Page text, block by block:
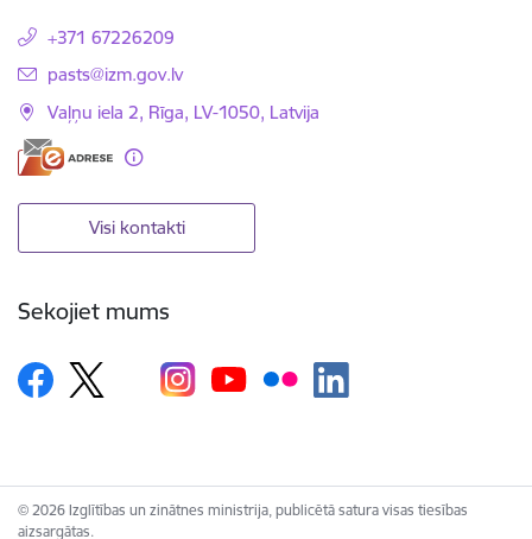
+371 67226209
E-pasts:
pasts@izm.gov.lv
Vaļņu iela 2, Rīga, LV-1050, Latvija
Visi kontakti
Sekojiet mums
© 2026 Izglītības un zinātnes ministrija, publicētā satura visas tiesības
aizsargātas.